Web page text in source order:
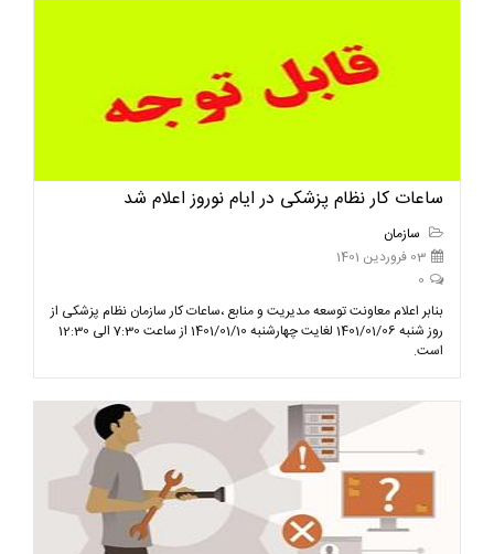
ساعات کار نظام پزشکی در ایام نوروز اعلام شد
سازمان
03 فروردین 1401
0
بنابر اعلام معاونت توسعه مدیریت و منابع ،ساعات کار سازمان نظام پزشکی از
روز شنبه 1401/01/06 لغایت چهارشنبه 1401/01/10 از ساعت 7:30 الی 12:30
است.